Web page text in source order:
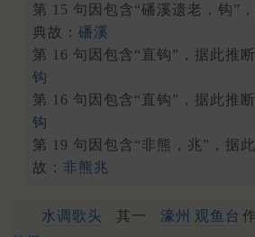
第 15 句因包含“磻溪遗老，钩”
典故： 磻溪
第 16 句因包含“直钩”，据此推
钩
第 16 句因包含“直钩”，据此推
钩
第 19 句因包含“非熊，兆”，据
故： 非熊兆
水调歌头 其一 濠州 观鱼台 作